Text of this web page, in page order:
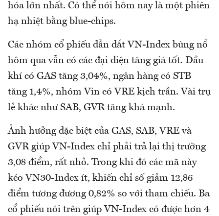
hóa lớn nhất. Có thể nói hôm nay là một phiên
hạ nhiệt bằng blue-chips.
Các nhóm cổ phiếu dẫn dắt VN-Index bùng nổ
hôm qua vẫn có các đại diện tăng giá tốt. Dầu
khí có GAS tăng 3,04%, ngân hàng có STB
tăng 1,4%, nhóm Vin có VRE kịch trần. Vài trụ
lẻ khác như SAB, GVR tăng khá mạnh.
Ảnh hưởng đặc biệt của GAS, SAB, VRE và
GVR giúp VN-Index chỉ phải trả lại thị trường
3,08 điểm, rất nhỏ. Trong khi đó các mã này
kéo VN30-Index ít, khiến chỉ số giảm 12,86
điểm tương đương 0,82% so với tham chiếu. Ba
cổ phiếu nói trên giúp VN-Index có được hơn 4